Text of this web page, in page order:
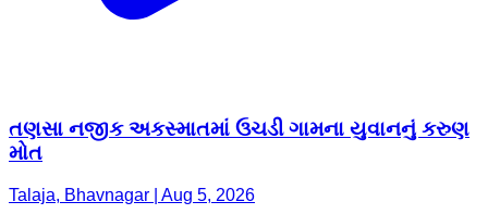
તણસા નજીક અકસ્માતમાં ઉચડી ગામના યુવાનનું કરુણ
મોત
Talaja, Bhavnagar | Aug 5, 2026